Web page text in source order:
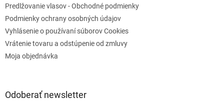
Predlžovanie vlasov - Obchodné podmienky
Podmienky ochrany osobných údajov
Vyhlásenie o používaní súborov Cookies
Vrátenie tovaru a odstúpenie od zmluvy
Moja objednávka
Odoberať newsletter